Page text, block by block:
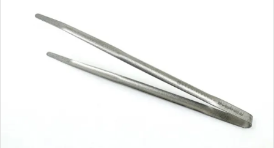
コンテンツ